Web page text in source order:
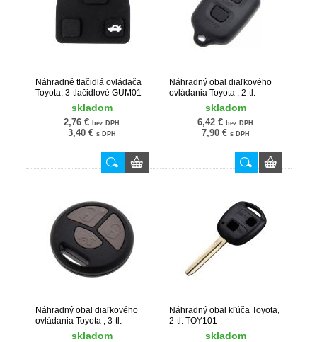
Náhradné tlačidlá ovládača
Toyota, 3-tlačidlové GUM01
skladom
2,76 € bez DPH
3,40 € s DPH
Náhradný obal diaľkového
ovládania Toyota , 2-tl.
skladom
6,42 € bez DPH
7,90 € s DPH
Náhradný obal diaľkového
ovládania Toyota , 3-tl.
skladom
Náhradný obal kľúča Toyota,
2-tl. TOY101
skladom